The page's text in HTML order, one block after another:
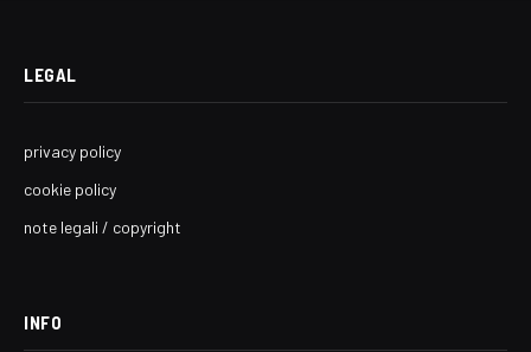
LEGAL
privacy policy
cookie policy
note legali / copyright
INFO